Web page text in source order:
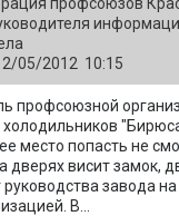
05/2012 10:15
профсоюзной
место попасть не
висит замок,
завода
В...